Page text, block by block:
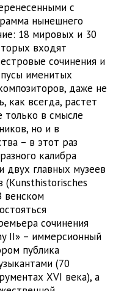
с
нынешнего
18 мировых и 30
входят
сочинения и
именитых
даже не
как всегда, растет
только в смысле
но и в
– в этот раз
калибра
двух главных музеев
(Kunsthistorisches
венском
сочинения
II» – иммерсионный
публика
(70
XVI века), а